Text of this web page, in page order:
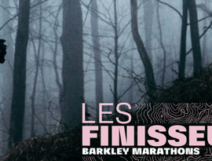
LES FINISSEURS